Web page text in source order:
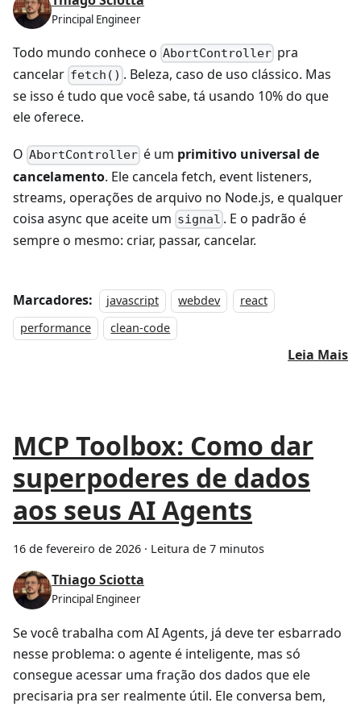
Principal Engineer
Todo mundo conhece o AbortController pra
cancelar fetch() . Beleza, caso de uso clássico. Mas
se isso é tudo que você sabe, tá usando 10% do que
ele oferece.
O AbortController é um primitivo universal de
cancelamento. Ele cancela fetch, event listeners,
streams, operações de arquivo no Node.js, e qualquer
coisa async que aceite um signal . E o padrão é
sempre o mesmo: criar, passar, cancelar.
Marcadores: javascript webdev
react
performance
clean-code
Leia Mais
MCP Toolbox: Como dar
superpoderes de dados
aos seus AI Agents
16 de fevereiro de 2026 · Leitura de 7 minutos
Thiago Sciotta
Principal Engineer
Se você trabalha com AI Agents, já deve ter esbarrado
nesse problema: o agente é inteligente, mas só
consegue acessar uma fração dos dados que ele
precisaria pra ser realmente útil. Ele conversa bem,